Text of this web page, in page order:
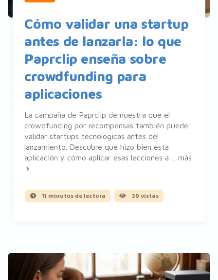
Cómo validar una startup
antes de lanzarla: lo que
Paprclip enseña sobre
crowdfunding para
aplicaciones
La campaña de Paprclip demuestra que el
crowdfunding por recompensas también puede
validar startups tecnológicas antes del
lanzamiento. Descubre qué hizo bien esta
aplicación y cómo aplicar esas lecciones a ... más
11 minutos de lectura 39 vistas